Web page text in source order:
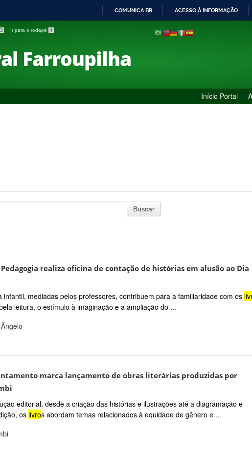
PARA
COMUNICA BR ACESSO À INFORMAÇÃO
3 Ir para o rodapé 4
Farroupilha
Início Portal
Buscar
realiza oficina de contação de histórias em alusão ao Dia
infantil, mediadas pelos professores, contribuem para a familiaridade com os
leitura, o estímulo à imaginação e a ampliação do ...
marca lançamento de obras literárias produzidas por
editorial, desde a criação das histórias e ilustrações até a diagramação e
os livros abordam temas relacionados à equidade de gênero e ...